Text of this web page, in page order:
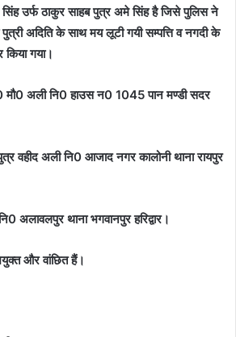
सिंह उर्फ ठाकुर साहब पुत्र अमे सिंह है जिसे पुलिस ने
अदिति के साथ मय लूटी गयी सम्पत्ति व नगदी के
किया गया।
अली नि0 हाउस न0 1045 पान मण्डी सदर
वहीद अली नि0 आजाद नगर कालोनी थाना रायपुर
अलावलपुर थाना भगवानपुर हरिद्वार।
और वांछित हैं।